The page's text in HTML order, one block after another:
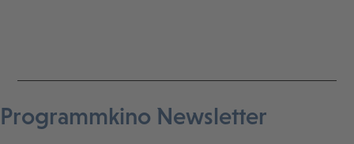
Programmkino Newsletter